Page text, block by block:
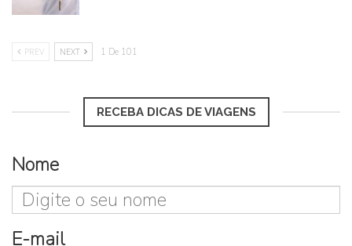
PREV NEXT 1 De 101
RECEBA DICAS DE VIAGENS
Nome
E-mail